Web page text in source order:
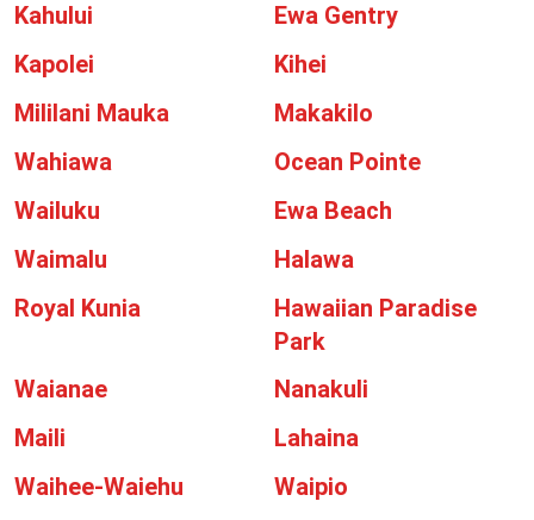
Kahului
Ewa Gentry
Kapolei
Kihei
Mililani Mauka
Makakilo
Wahiawa
Ocean Pointe
Wailuku
Ewa Beach
Waimalu
Halawa
Royal Kunia
Hawaiian Paradise
Park
Waianae
Nanakuli
Maili
Lahaina
Waihee-Waiehu
Waipio